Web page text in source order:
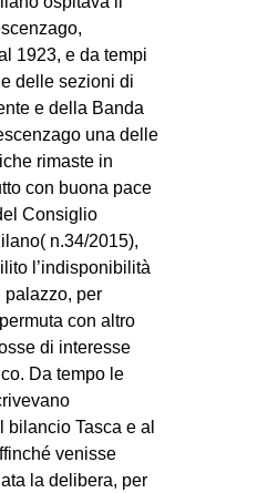
1923, e da tempi
delle sezioni di
e della Banda
una delle
rimaste in
con buona pace
Consiglio
n.34/2015),
l’indisponibilità
per
con altro
di interesse
Da tempo le
bilancio Tasca e al
venisse
la delibera, per